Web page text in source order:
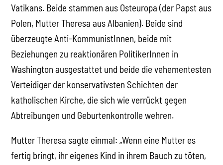
Vatikans. Beide stammen aus Osteuropa (der Papst aus
Polen, Mutter Theresa aus Albanien). Beide sind
überzeugte Anti-KommunistInnen, beide mit
Beziehungen zu reaktionären PolitikerInnen in
Washington ausgestattet und beide die vehementesten
Verteidiger der konservativsten Schichten der
katholischen Kirche, die sich wie verrückt gegen
Abtreibungen und Geburtenkontrolle wehren.
Mutter Theresa sagte einmal: „Wenn eine Mutter es
fertig bringt, ihr eigenes Kind in ihrem Bauch zu töten,